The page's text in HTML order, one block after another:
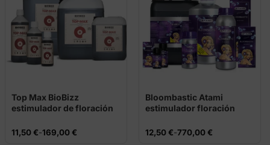
Top Max BioBizz
estimulador de floración
11,50€-169,00€
Rango
de
Bloombastic Atami
estimulador floración
12,50€-770,00€
Rango
de